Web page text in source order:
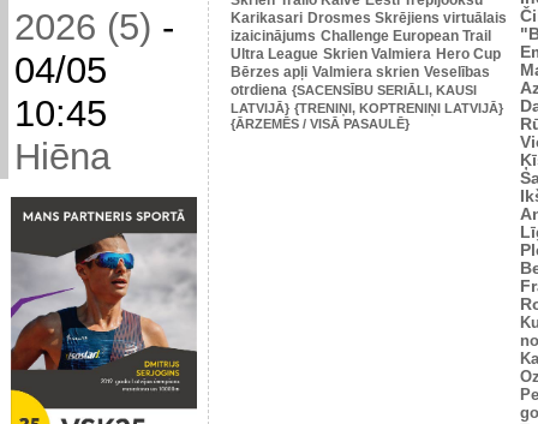
2026 (5) -
04/05
10:45
Hiēna
Karikasari Drosmes Skrējiens virtuālais
izaicinājums Challenge European Trail
Ultra League Skrien Valmiera Hero Cup
Bērzes apļi Valmiera skrien Veselības
otrdiena {SACENSĪBU SERIĀLI, KAUSI
LATVIJĀ} {TRENIŅI, KOPTRENIŅI LATVIJĀ}
{ĀRZEMĒS / VISĀ PASAULĒ}